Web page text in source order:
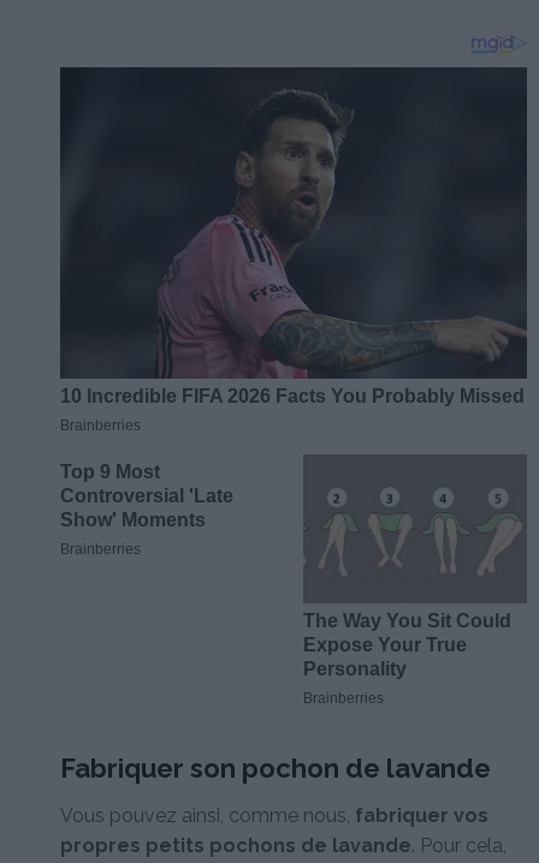
Fabriquer son pochon de lavande
Vous pouvez ainsi, comme nous, fabriquer vos
propres petits pochons de lavande. Pour cela,